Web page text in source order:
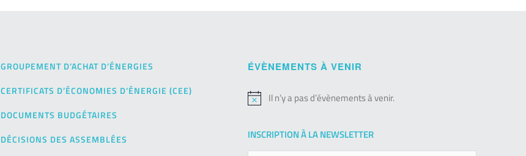
GROUPEMENT D’ACHAT D’ÉNERGIES
CERTIFICATS D’ÉCONOMIES D’ÉNERGIE (CEE)
DOCUMENTS BUDGÉTAIRES
DÉCISIONS DES ASSEMBLÉES
ÉVÈNEMENTS À VENIR
Notice
Il n’y a pas d’évènements à venir.
INSCRIPTION À LA NEWSLETTER